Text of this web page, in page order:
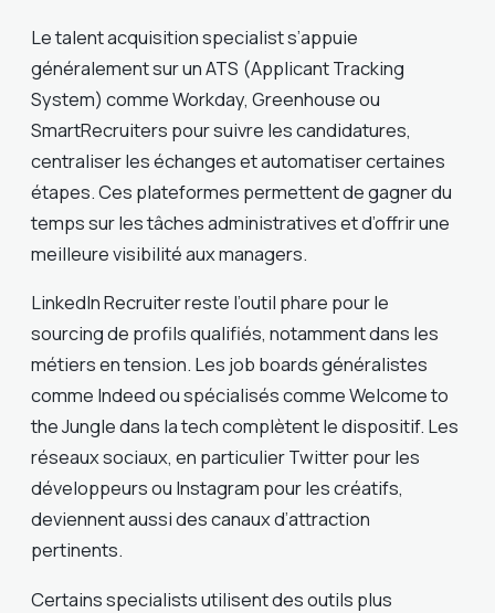
Le talent acquisition specialist s’appuie
généralement sur un ATS (Applicant Tracking
System) comme Workday, Greenhouse ou
SmartRecruiters pour suivre les candidatures,
centraliser les échanges et automatiser certaines
étapes. Ces plateformes permettent de gagner du
temps sur les tâches administratives et d’offrir une
meilleure visibilité aux managers.
LinkedIn Recruiter reste l’outil phare pour le
sourcing de profils qualifiés, notamment dans les
métiers en tension. Les job boards généralistes
comme Indeed ou spécialisés comme Welcome to
the Jungle dans la tech complètent le dispositif. Les
réseaux sociaux, en particulier Twitter pour les
développeurs ou Instagram pour les créatifs,
deviennent aussi des canaux d’attraction
pertinents.
Certains specialists utilisent des outils plus